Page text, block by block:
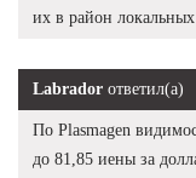
их в район
Labrador ответил(а)
По Plasmagen
до 81,85 иены за